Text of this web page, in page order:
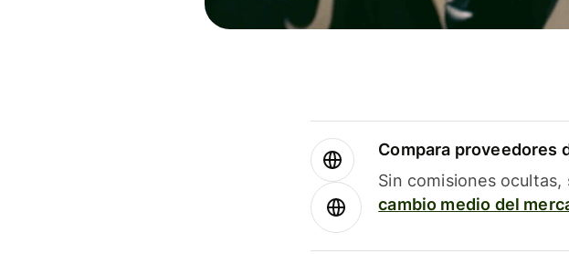
Compara proveedores
Sin comisiones
cambio medio del